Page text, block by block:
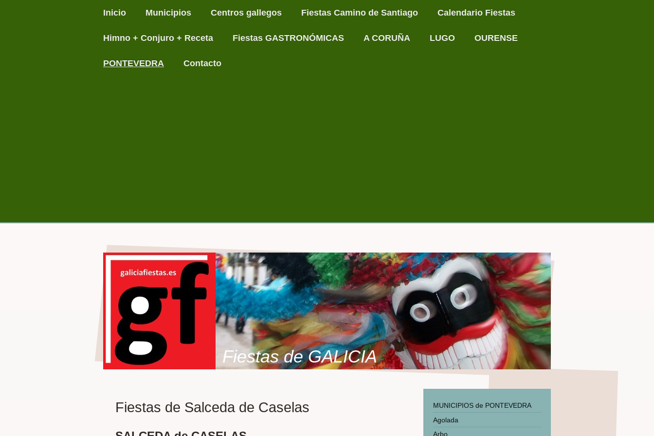
Inicio Municipios Centros gallegos Fiestas Camino de Santiago Calendario Fiestas
Himno + Conjuro + Receta Fiestas GASTRONÓMICAS A CORUÑA LUGO OURENSE
PONTEVEDRA Contacto
Fiestas de GALICIA
Fiestas de Salceda de Caselas
MUNICIPIOS de PONTEVEDRA
Agolada
Arbo